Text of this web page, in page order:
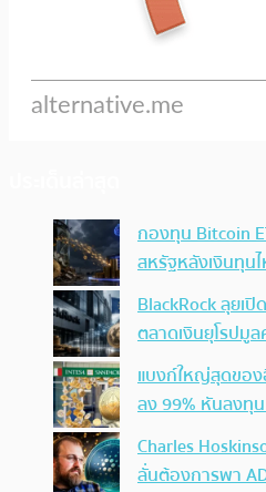
กองทุน Bitcoin
สหรัฐหลังเงินทุน
BlackRock ลุยเ
ตลาดเงินยุโรปมู
แบงก์ใหญ่สุดของ
ลง 99% หันลงทุ
Charles
ลั่นต้องการพา